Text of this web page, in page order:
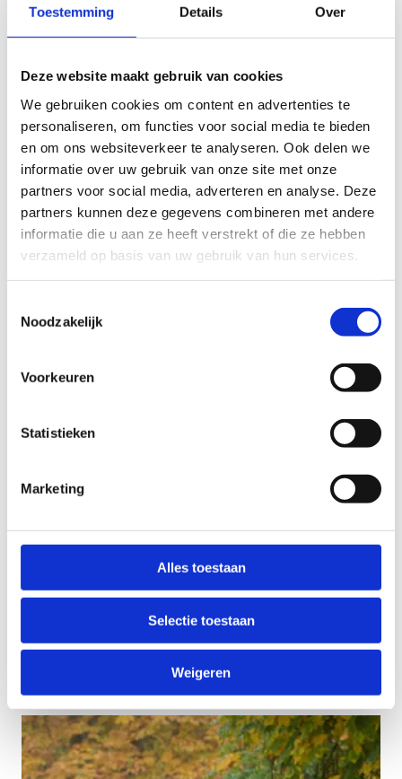
Toestemming Details Over
Deze website maakt gebruik van cookies
We gebruiken cookies om content en advertenties te
personaliseren, om functies voor social media te bieden
en om ons websiteverkeer te analyseren. Ook delen we
informatie over uw gebruik van onze site met onze
partners voor social media, adverteren en analyse. Deze
partners kunnen deze gegevens combineren met andere
informatie die u aan ze heeft verstrekt of die ze hebben
verzameld op basis van uw gebruik van hun services.
Noodzakelijk
Voorkeuren
Statistieken
Marketing
Alles toestaan
Selectie toestaan
Weigeren
Openwaterzwembad
Ervaar open water zwemmen, met alle voordelen
van een zwembad.
Hoogtouwenparcours